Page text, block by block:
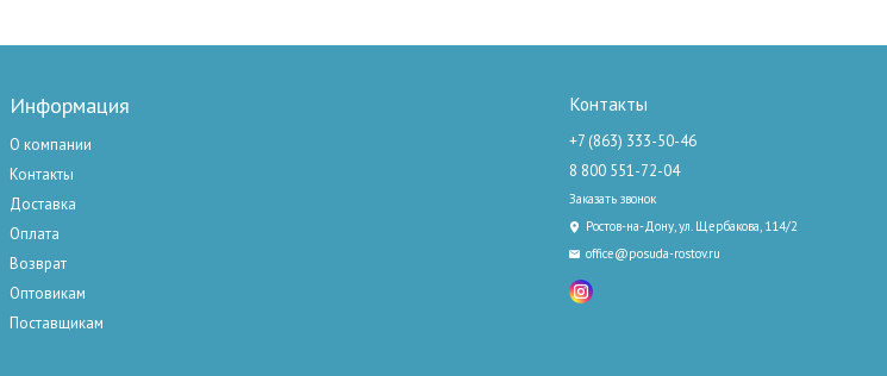
Информация
О компании
Контакты
Доставка
Оплата
Возврат
Оптовикам
Поставщикам
Контакты
+7 (863) 333-50-46
8 800 551-72-04
Заказать звонок
Ростов-на-Дону, ул. Щербакова, 114/2
office@posuda-rostov.ru